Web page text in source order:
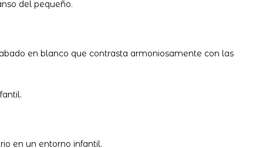
del pequeño.
en blanco que contrasta armoniosamente con las
en un entorno infantil.